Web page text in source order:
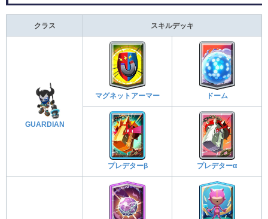
クラス スキルデッキ
GUARDIAN
マグネットアーマー ドーム
プレデターβ プレデターα